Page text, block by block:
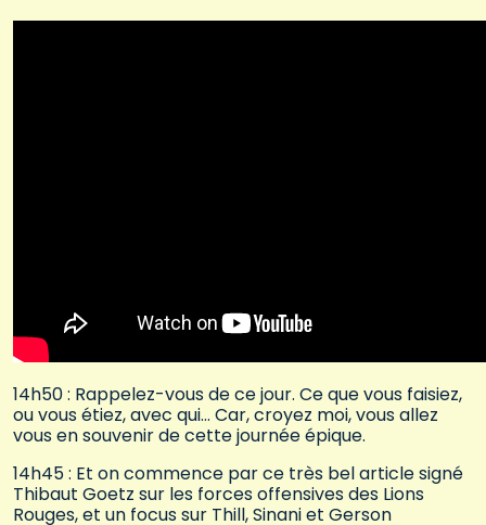
14h50 : Rappelez-vous de ce jour. Ce que vous faisiez,
ou vous étiez, avec qui… Car, croyez moi, vous allez
vous en souvenir de cette journée épique.
14h45 : Et on commence par ce très bel article signé
Thibaut Goetz sur les forces offensives des Lions
Rouges, et un focus sur Thill, Sinani et Gerson